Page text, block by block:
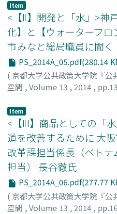
Item
<【II】開発と「水」>神
化】と【ウォーターフ
市みなと総局職員に聞く
PS_2014A_05.pdf(280.14
( 京都大学公共政策大学院『公
空間 , Volume 13 , 2014 ,
Shirahase, Koji
Item
<【III】商品としての「
道を改善するために 大
改革課担当係長（ベト
担当） 長谷徹氏
PS_2014A_06.pdf(277.77
( 京都大学公共政策大学院『公
空間 , Volume 13 , 2014 ,